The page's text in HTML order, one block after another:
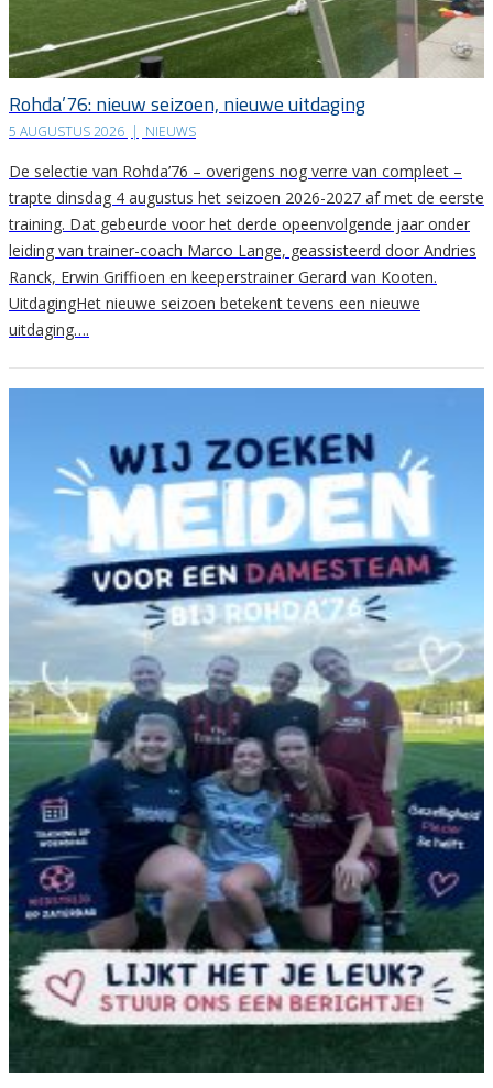
Rohda’76: nieuw seizoen, nieuwe uitdaging
5 AUGUSTUS 2026 | NIEUWS
De selectie van Rohda’76 – overigens nog verre van compleet –
trapte dinsdag 4 augustus het seizoen 2026-2027 af met de eerste
training. Dat gebeurde voor het derde opeenvolgende jaar onder
leiding van trainer-coach Marco Lange, geassisteerd door Andries
Ranck, Erwin Griffioen en keeperstrainer Gerard van Kooten.
UitdagingHet nieuwe seizoen betekent tevens een nieuwe
uitdaging….